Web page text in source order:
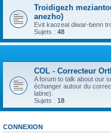
Troidigezh
anezho)
Evit kaozeal diwar-benn
Sujets : 48
COL - Correcteur
A forum to talk about our
échanger autour du
latine).
Sujets : 18
CONNEXION